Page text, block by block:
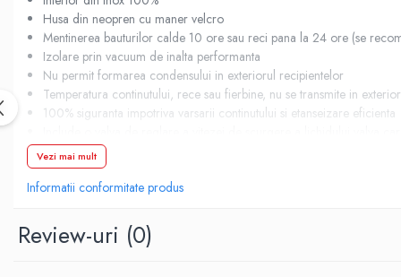
Husa din neopren cu maner velcro
Mentinerea bauturilor calde 10 ore sau reci pana la 24 ore (se
Izolare prin vacuum de inalta performanta
Nu permit formarea condensului in exteriorul recipientelor
Temperatura continutului, rece sau fierbine, nu se transmite in exterior
100% siguranta impotriva varsarii continutului si etanseizare eficienta
Sistem usor de folosit. Se manevreaza cu o singura mana.
Nu contin Bisfenol A, ftalati, plumb sau alte substante nocive
Nu retin si nici nu transmit gustul sau mirosul
Capac larg termoizolant
Capacitate: 0.35l
Vezi mai mult
Informatii conformitate produs
Review-uri (0)